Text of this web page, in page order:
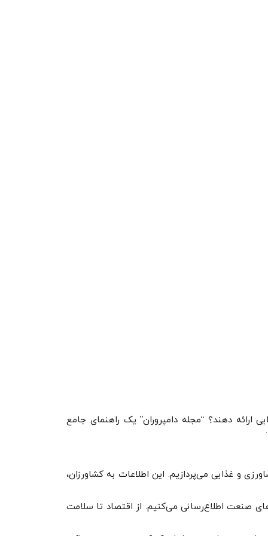
ارائه دهند؟ “مجله دامپروران” یک راهنمای جامع
و غذایی می‌پردازیم. این اطلاعات به کشاورزان،
صنعت اطلاع‌رسانی می‌کنیم. از اقتصاد تا سلامت